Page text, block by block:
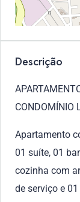
Descrição
CONDOMÍNIO
Apartamento
01 suíte, 01
cozinha com
de serviço e